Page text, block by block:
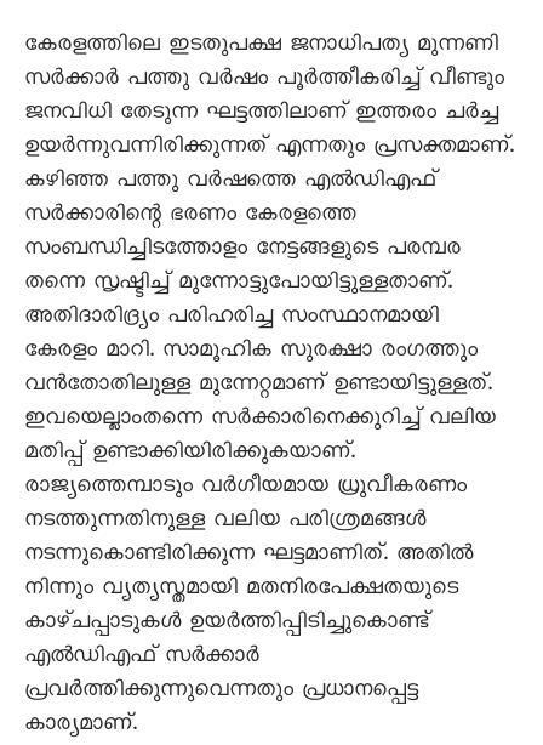
കേരളത്തിലെ ഇടതുപക്ഷ ജനാധിപത്യ മുന്നണി
സര്‍ക്കാര്‍ പത്തു വര്‍ഷം പൂര്‍ത്തീകരിച്ച് വീണ്ടും
ജനവിധി തേടുന്ന ഘട്ടത്തിലാണ് ഇത്തരം ചര്‍ച്ച
ഉയര്‍ന്നുവന്നിരിക്കുന്നത് എന്നതും പ്രസക്തമാണ്.
കഴിഞ്ഞ പത്തു വര്‍ഷത്തെ എല്‍ഡിഎഫ്
സര്‍ക്കാരിന്റെ ഭരണം കേരളത്തെ
സംബന്ധിച്ചിടത്തോളം നേട്ടങ്ങളുടെ പരമ്പര
തന്നെ സൃഷ്ടിച്ച് മുന്നോട്ടുപോയിട്ടുള്ളതാണ്.
അതിദാരിദ്ര്യം പരിഹരിച്ച സംസ്ഥാനമായി
കേരളം മാറി. സാമൂഹിക സുരക്ഷാ രംഗത്തും
വന്‍തോതിലുള്ള മുന്നേറ്റമാണ് ഉണ്ടായിട്ടുള്ളത്.
ഇവയെല്ലാംതന്നെ സര്‍ക്കാരിനെക്കുറിച്ച് വലിയ
മതിപ്പ് ഉണ്ടാക്കിയിരിക്കുകയാണ്.
രാജ്യത്തെമ്പാടും വര്‍ഗീയമായ ധ്രുവീകരണം
നടത്തുന്നതിനുള്ള വലിയ പരിശ്രമങ്ങള്‍
നടന്നുകൊണ്ടിരിക്കുന്ന ഘട്ടമാണിത്. അതില്‍
നിന്നും വ്യത്യസ്തമായി മതനിരപേക്ഷതയുടെ
കാഴ്ചപ്പാടുകള്‍ ഉയര്‍ത്തിപ്പിടിച്ചുകൊണ്ട്
എല്‍ഡിഎഫ് സര്‍ക്കാര്‍
പ്രവര്‍ത്തിക്കുന്നുവെന്നതും പ്രധാനപ്പെട്ട
കാര്യമാണ്.